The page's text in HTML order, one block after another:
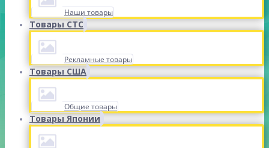
Наши товары
Товары СТС
Рекламные товары
Товары США
Общие товары
Товары Японии